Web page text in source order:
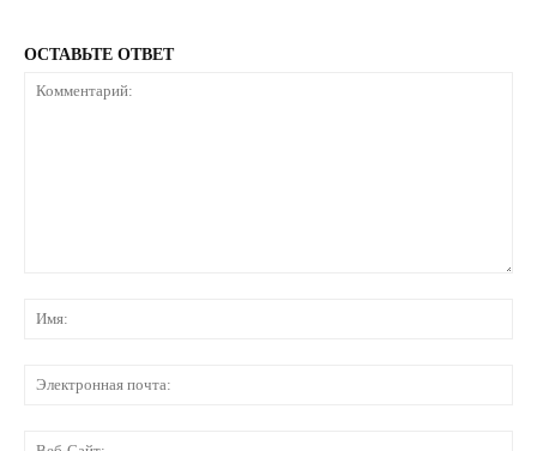
ОСТАВЬТЕ ОТВЕТ